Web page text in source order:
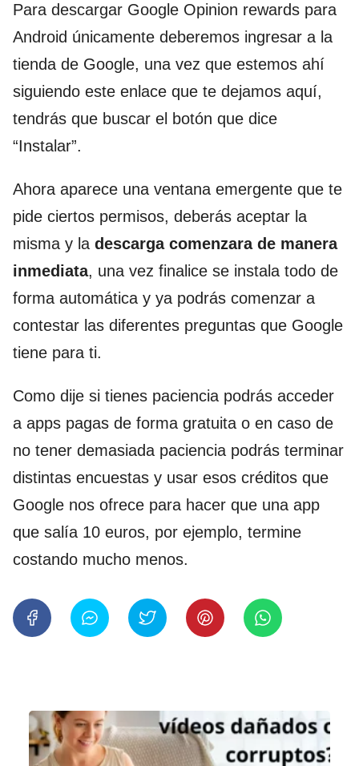
Para descargar Google Opinion rewards para
Android únicamente deberemos ingresar a la
tienda de Google, una vez que estemos ahí
siguiendo este enlace que te dejamos aquí,
tendrás que buscar el botón que dice
“Instalar”.
Ahora aparece una ventana emergente que te
pide ciertos permisos, deberás aceptar la
misma y la descarga comenzara de manera
inmediata, una vez finalice se instala todo de
forma automática y ya podrás comenzar a
contestar las diferentes preguntas que Google
tiene para ti.
Como dije si tienes paciencia podrás acceder
a apps pagas de forma gratuita o en caso de
no tener demasiada paciencia podrás terminar
distintas encuestas y usar esos créditos que
Google nos ofrece para hacer que una app
que salía 10 euros, por ejemplo, termine
costando mucho menos.